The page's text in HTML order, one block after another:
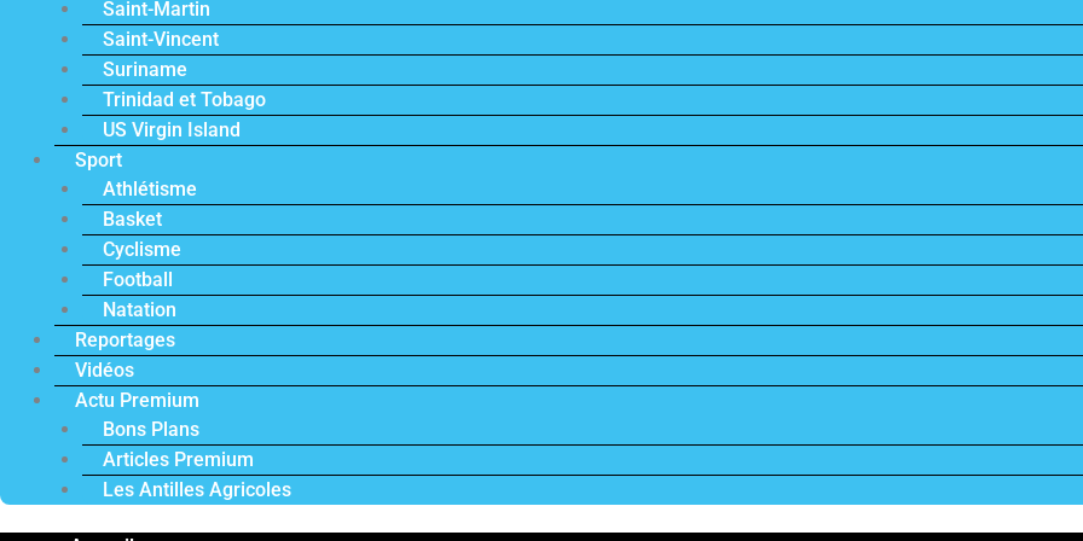
Saint-Martin
Saint-Vincent
Suriname
Trinidad et Tobago
US Virgin Island
Sport
Athlétisme
Basket
Cyclisme
Football
Natation
Reportages
Vidéos
Actu Premium
Bons Plans
Articles Premium
Les Antilles Agricoles